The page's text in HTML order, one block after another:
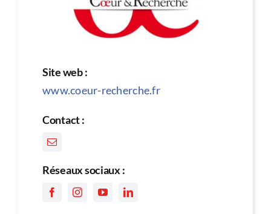
FORMATION
Site web :
www.coeur-recherche.fr
Contact :
Réseaux sociaux :